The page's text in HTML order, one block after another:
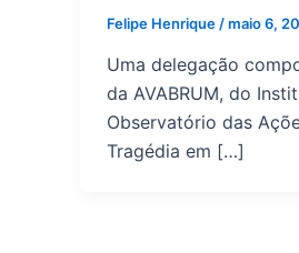
Felipe Henrique /maio 6,
Uma delegação
da AVABRUM, do
Observatório das
Tragédia em […]